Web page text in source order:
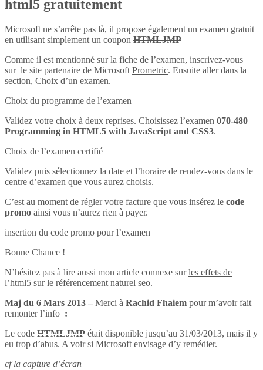
html5 gratuitement
Microsoft ne s’arrête pas là, il propose également un examen gratuit
en utilisant simplement un coupon HTMLJMP
Comme il est mentionné sur la fiche de l’examen, inscrivez-vous
sur le site partenaire de Microsoft Prometric. Ensuite aller dans la
section, Choix d’un examen.
Choix du programme de l’examen
Validez votre choix à deux reprises. Choisissez l’examen 070-480
Programming in HTML5 with JavaScript and CSS3.
Choix de l’examen certifié
Validez puis sélectionnez la date et l’horaire de rendez-vous dans le
centre d’examen que vous aurez choisis.
C’est au moment de régler votre facture que vous insérez le code
promo ainsi vous n’aurez rien à payer.
insertion du code promo pour l’examen
Bonne Chance !
N’hésitez pas à lire aussi mon article connexe surles effets de
l’html5 sur le référencement naturel seo.
Maj du 6 Mars 2013 – Merci à Rachid Fhaiem pour m’avoir fait
remonter l’info :
Le code HTMLJMP était disponible jusqu’au 31/03/2013, mais il y
eu trop d’abus. A voir si Microsoft envisage d’y remédier.
cf la capture d’écran